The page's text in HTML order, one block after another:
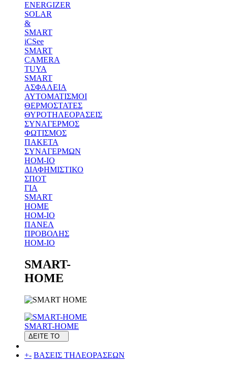
ENERGIZER
SOLAR
&
SMART
iCSee
SMART
CAMERA
TUYA
SMART
ΑΣΦΑΛΕΙΑ
ΑΥΤΟΜΑΤΙΣΜΟΙ
ΘΕΡΜΟΣΤΑΤΕΣ
ΘΥΡΟΤΗΛΕΟΡΑΣΕΙΣ
ΣΥΝΑΓΕΡΜΟΣ
ΦΩΤΙΣΜΟΣ
ΠΑΚΕΤΑ
ΣΥΝΑΓΕΡΜΩΝ
HOM-IO
ΔΙΑΦΗΜΙΣΤΙΚΟ
ΣΠΟΤ
ΓΙΑ
SMART
HOME
HOM-IO
ΠΑΝΕΛ
ΠΡΟΒΟΛΗΣ
HOM-IO
SMART-
HOME
SMART-HOME
ΔΕΙΤΕ ΤΟ
+- ΒΑΣΕΙΣ ΤΗΛΕΟΡΑΣΕΩΝ